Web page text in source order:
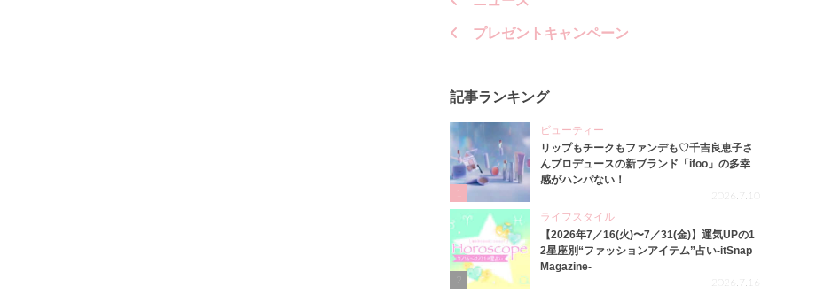
プレゼントキャンペーン
記事ランキング
ビューティー
リップもチークもファンデも♡千吉良恵子さ
んプロデュースの新ブランド「ifoo」の多幸
感がハンパない！
2026.7.10
ライフスタイル
【2026年7／16(火)〜7／31(金)】運気UPの1
2星座別“ファッションアイテム”占い-itSnap
Magazine-
2026.7.16